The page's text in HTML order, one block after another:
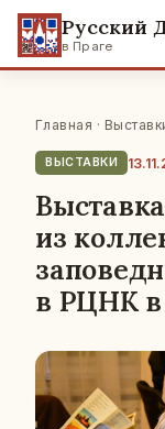
Русский
в Праге
Главная ·
ВЫСТАВКИ
из
в РЦНК в